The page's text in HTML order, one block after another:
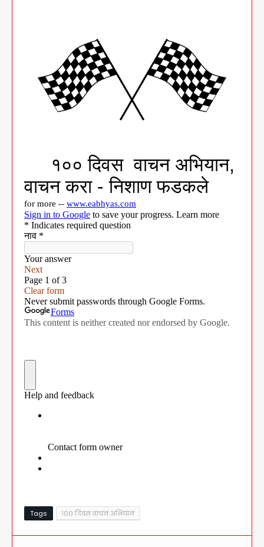
Tags १०० दिवस वाचन अभियान